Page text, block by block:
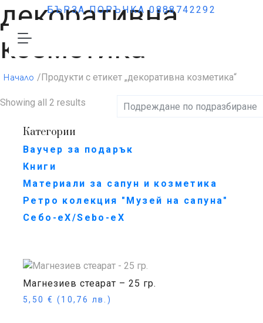
БЪРЗА ПОРЪЧКА 0888742292
декоративна
козметика
Начало /Продукти с етикет „декоративна козметика“
Showing all 2 results
Категории
Ваучер за подарък
Книги
Материали за сапун и козметика
Ретро колекция "Музей на сапуна"
Себо-еХ/Sebo-eX
Магнезиев стеарат – 25 гр.
5,50 € (10,76 лв.)